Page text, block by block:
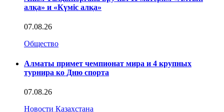
алқа» и «Күміс алқа»
07.08.26
Общество
Алматы примет чемпионат мира и 4 крупных
турнира ко Дню спорта
07.08.26
Новости Казахстана